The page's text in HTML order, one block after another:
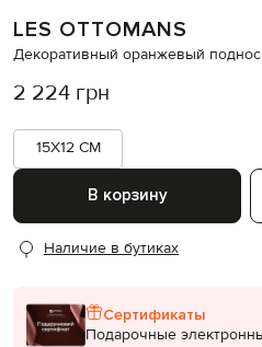
LES OTTOMANS
Декоративный оранжевый
2 224 грн
15X12 CM
В корзину
Наличие в бутиках
Сертификаты
Подарочные